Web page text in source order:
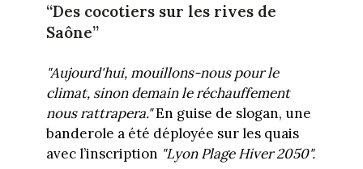
“Des cocotiers sur les rives de
Saône”
"Aujourd'hui, mouillons-nous pour le
climat, sinon demain le réchauffement
nous rattrapera."En guise de slogan, une
banderole a été déployée sur les quais
avec l’inscription "Lyon Plage Hiver 2050".